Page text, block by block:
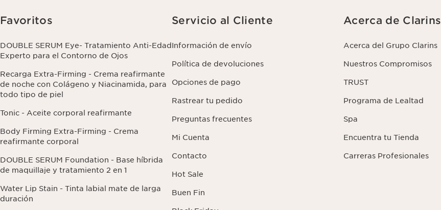
Favoritos
DOUBLE SERUM Eye- Tratamiento Anti-Edad
Experto para el Contorno de Ojos
Recarga Extra-Firming - Crema reafirmante
de noche con Colágeno y Niacinamida, para
todo tipo de piel
Tonic - Aceite corporal reafirmante
Body Firming Extra-Firming - Crema
reafirmante corporal
DOUBLE SERUM Foundation - Base híbrida
de maquillaje y tratamiento 2 en 1
Water Lip Stain - Tinta labial mate de larga
duración
Servicio al Cliente
Información de envío
Política de devoluciones
Opciones de pago
Rastrear tu pedido
Preguntas frecuentes
Mi Cuenta
Contacto
Hot Sale
Buen Fin
Acerca de Clarins
Acerca del Grupo Clarins
Nuestros Compromisos
TRUST
Programa de Lealtad
Spa
Encuentra tu Tienda
Carreras Profesionales